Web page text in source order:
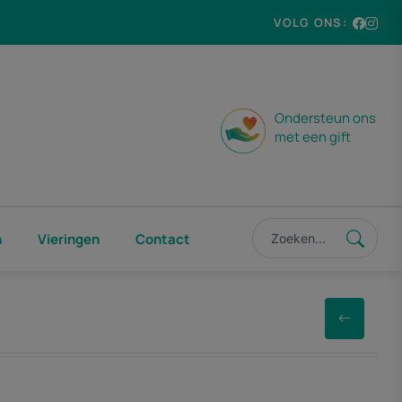
VOLG ONS:
Ondersteun ons
met een gift
Vieringen Contact